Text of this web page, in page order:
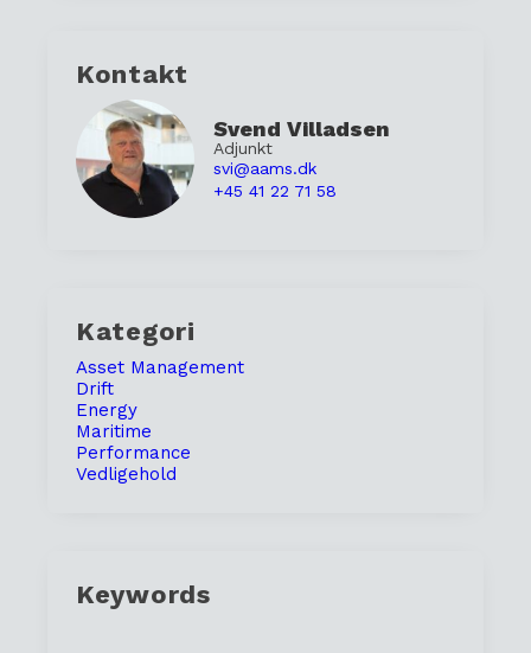
Kontakt
Svend Villadsen
Adjunkt
svi@aams.dk
+45 41 22 71 58
Kategori
Asset Management
Drift
Energy
Maritime
Performance
Vedligehold
Keywords